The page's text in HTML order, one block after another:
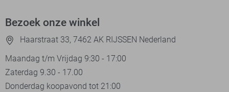
Bezoek onze winkel
Haarstraat 33, 7462 AK RIJSSEN Nederland
Maandag t/m Vrijdag 9:30 - 17:00
Zaterdag 9.30 - 17.00
Donderdag koopavond tot 21:00